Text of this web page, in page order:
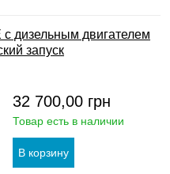
дизельным двигателем
запуск
32 700,00 грн
Товар есть в наличии